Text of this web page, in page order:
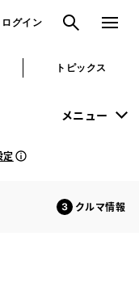
ログイン 検索 メニュ
トピックス
メニュー
定
クルマ情報